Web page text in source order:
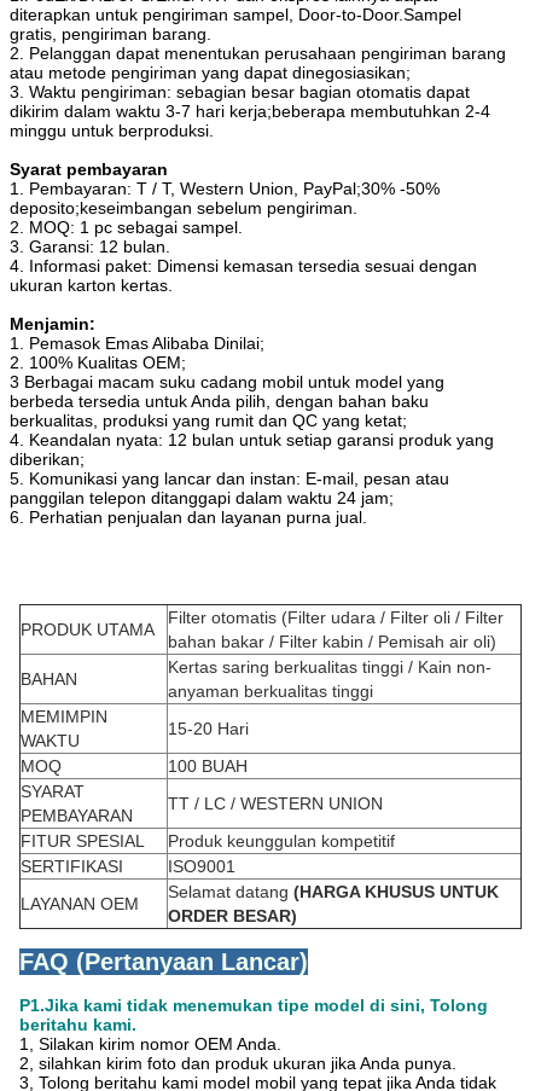
diterapkan untuk pengiriman sampel, Door-to-Door.Sampel
gratis, pengiriman barang.
2. Pelanggan dapat menentukan perusahaan pengiriman barang
atau metode pengiriman yang dapat dinegosiasikan;
3. Waktu pengiriman: sebagian besar bagian otomatis dapat
dikirim dalam waktu 3-7 hari kerja;beberapa membutuhkan 2-4
minggu untuk berproduksi.
Syarat pembayaran
1. Pembayaran: T / T, Western Union, PayPal;30% -50%
deposito;keseimbangan sebelum pengiriman.
2. MOQ: 1 pc sebagai sampel.
3. Garansi: 12 bulan.
4. Informasi paket: Dimensi kemasan tersedia sesuai dengan
ukuran karton kertas.
Menjamin:
1. Pemasok Emas Alibaba Dinilai;
2. 100% Kualitas OEM;
3 Berbagai macam suku cadang mobil untuk model yang
berbeda tersedia untuk Anda pilih, dengan bahan baku
berkualitas, produksi yang rumit dan QC yang ketat;
4. Keandalan nyata: 12 bulan untuk setiap garansi produk yang
diberikan;
5. Komunikasi yang lancar dan instan: E-mail, pesan atau
panggilan telepon ditanggapi dalam waktu 24 jam;
6. Perhatian penjualan dan layanan purna jual.
PRODUK UTAMA
Filter otomatis (Filter udara / Filter oli / Filter
bahan bakar / Filter kabin / Pemisah air oli)
BAHAN
Kertas saring berkualitas tinggi / Kain non-
anyaman berkualitas tinggi
MEMIMPIN
WAKTU
15-20 Hari
MOQ
100 BUAH
SYARAT
PEMBAYARAN
TT / LC / WESTERN UNION
FITUR SPESIAL
Produk keunggulan kompetitif
SERTIFIKASI
ISO9001
LAYANAN OEM
Selamat datang (HARGA KHUSUS UNTUK
ORDER BESAR)
FAQ (Pertanyaan Lancar)
P1.Jika kami tidak menemukan tipe model di sini, Tolong
beritahu kami.
1, Silakan kirim nomor OEM Anda.
2, silahkan kirim foto dan produk ukuran jika Anda punya.
3, Tolong beritahu kami model mobil yang tepat jika Anda tidak